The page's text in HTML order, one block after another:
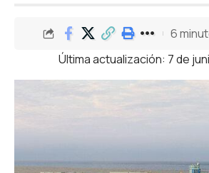
Última actualización: 7 de
6